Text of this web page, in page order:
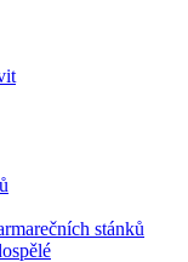
stánků